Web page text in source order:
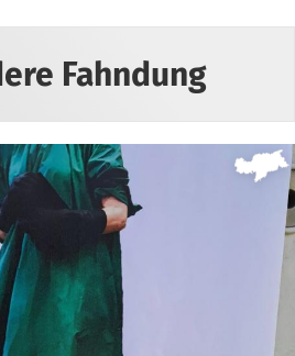
Fahndung